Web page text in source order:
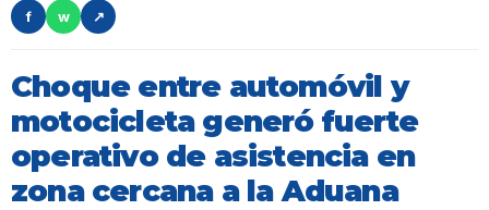
f
w ↗
Choque entre automóvil y
motocicleta generó fuerte
operativo de asistencia en
zona cercana a la Aduana